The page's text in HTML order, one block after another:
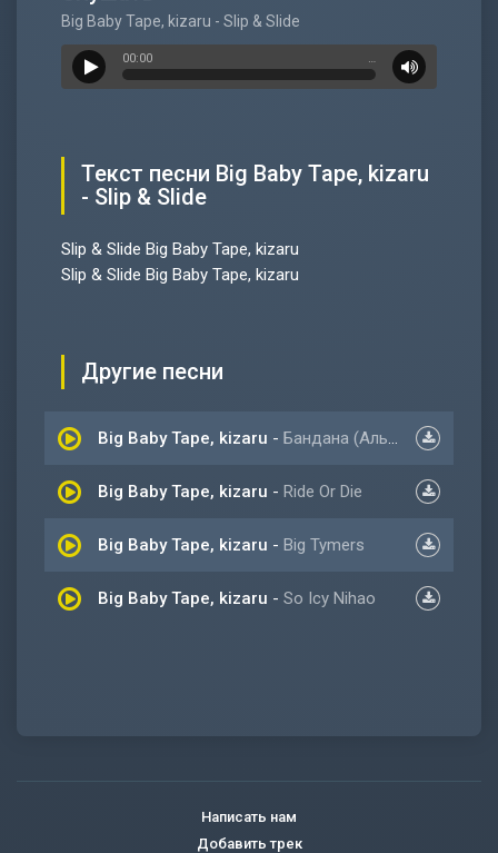
Big Baby Tape, kizaru - Slip & Slide
00:00 …
Текст песни Big Baby Tape, kizaru
- Slip & Slide
Slip & Slide Big Baby Tape, kizaru
Slip & Slide Big Baby Tape, kizaru
Другие песни
Big Baby Tape, kizaru - Бандана (Альбом)
Big Baby Tape, kizaru - Ride Or Die
Big Baby Tape, kizaru - Big Tymers
Big Baby Tape, kizaru - So Icy Nihao
Написать нам
Добавить трек